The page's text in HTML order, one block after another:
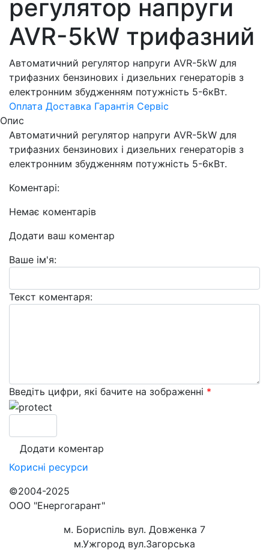
регулятор напруги
AVR-5kW трифазний
Автоматичний регулятор напруги AVR-5kW для
трифазних бензинових і дизельних генераторів з
електронним збудженням потужність 5-6кВт.
Оплата Доставка Гарантія Сервіс
Опис
Автоматичний регулятор напруги AVR-5kW для
трифазних бензинових і дизельних генераторів з
електронним збудженням потужність 5-6кВт.
Коментарі:
Немає коментарів
Додати ваш коментар
Ваше ім'я:
Текст коментаря:
Введіть цифри, які бачите на зображенні *
Корисні ресурси
©2004-2025
ООО "Енергогарант"
м. Бориспіль вул. Довженка 7
м.Ужгород вул.Загорська